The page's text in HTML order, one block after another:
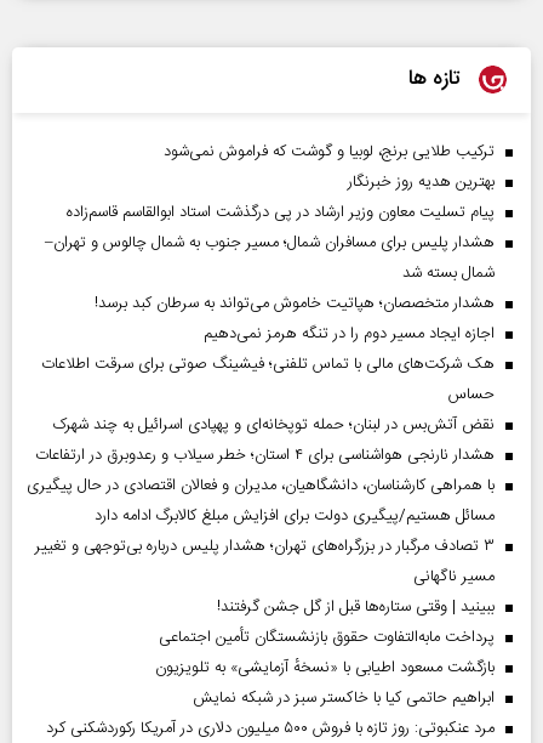
تازه ها
ترکیب طلایی برنج، لوبیا و گوشت که فراموش نمی‌شود
بهترین هدیه روز خبرنگار
پیام تسلیت معاون وزیر ارشاد در پی درگذشت استاد ابوالقاسم قاسم‌زاده
هشدار پلیس برای مسافران شمال؛ مسیر جنوب به شمال چالوس و تهران–
شمال بسته شد
هشدار متخصصان؛ هپاتیت خاموش می‌تواند به سرطان کبد برسد!
اجازه ایجاد مسیر دوم را در تنگه هرمز نمی‌دهیم
هک شرکت‌های مالی با تماس تلفنی؛ فیشینگ صوتی برای سرقت اطلاعات
حساس
نقض آتش‌بس در لبنان؛ حمله توپخانه‌ای و پهپادی اسرائیل به چند شهرک
هشدار نارنجی هواشناسی برای ۴ استان؛ خطر سیلاب و رعدوبرق در ارتفاعات
با همراهی کارشناسان، دانشگاهیان، مدیران و فعالان اقتصادی در حال پیگیری
مسائل هستیم/پیگیری دولت برای افزایش مبلغ کالابرگ ادامه دارد
۳ تصادف مرگبار در بزرگراه‌های تهران؛ هشدار پلیس درباره بی‌توجهی و تغییر
مسیر ناگهانی
ببینید | وقتی ستاره‌ها قبل از گل جشن گرفتند!
پرداخت مابه‌التفاوت حقوق بازنشستگان تأمین اجتماعی
بازگشت مسعود اطیابی با «نسخهٔ آزمایشی» به تلویزیون
ابراهیم حاتمی کیا با خاکستر سبز در شبکه نمایش
مرد عنکبوتی: روز تازه با فروش ۵۰۰ میلیون دلاری در آمریکا رکوردشکنی کرد